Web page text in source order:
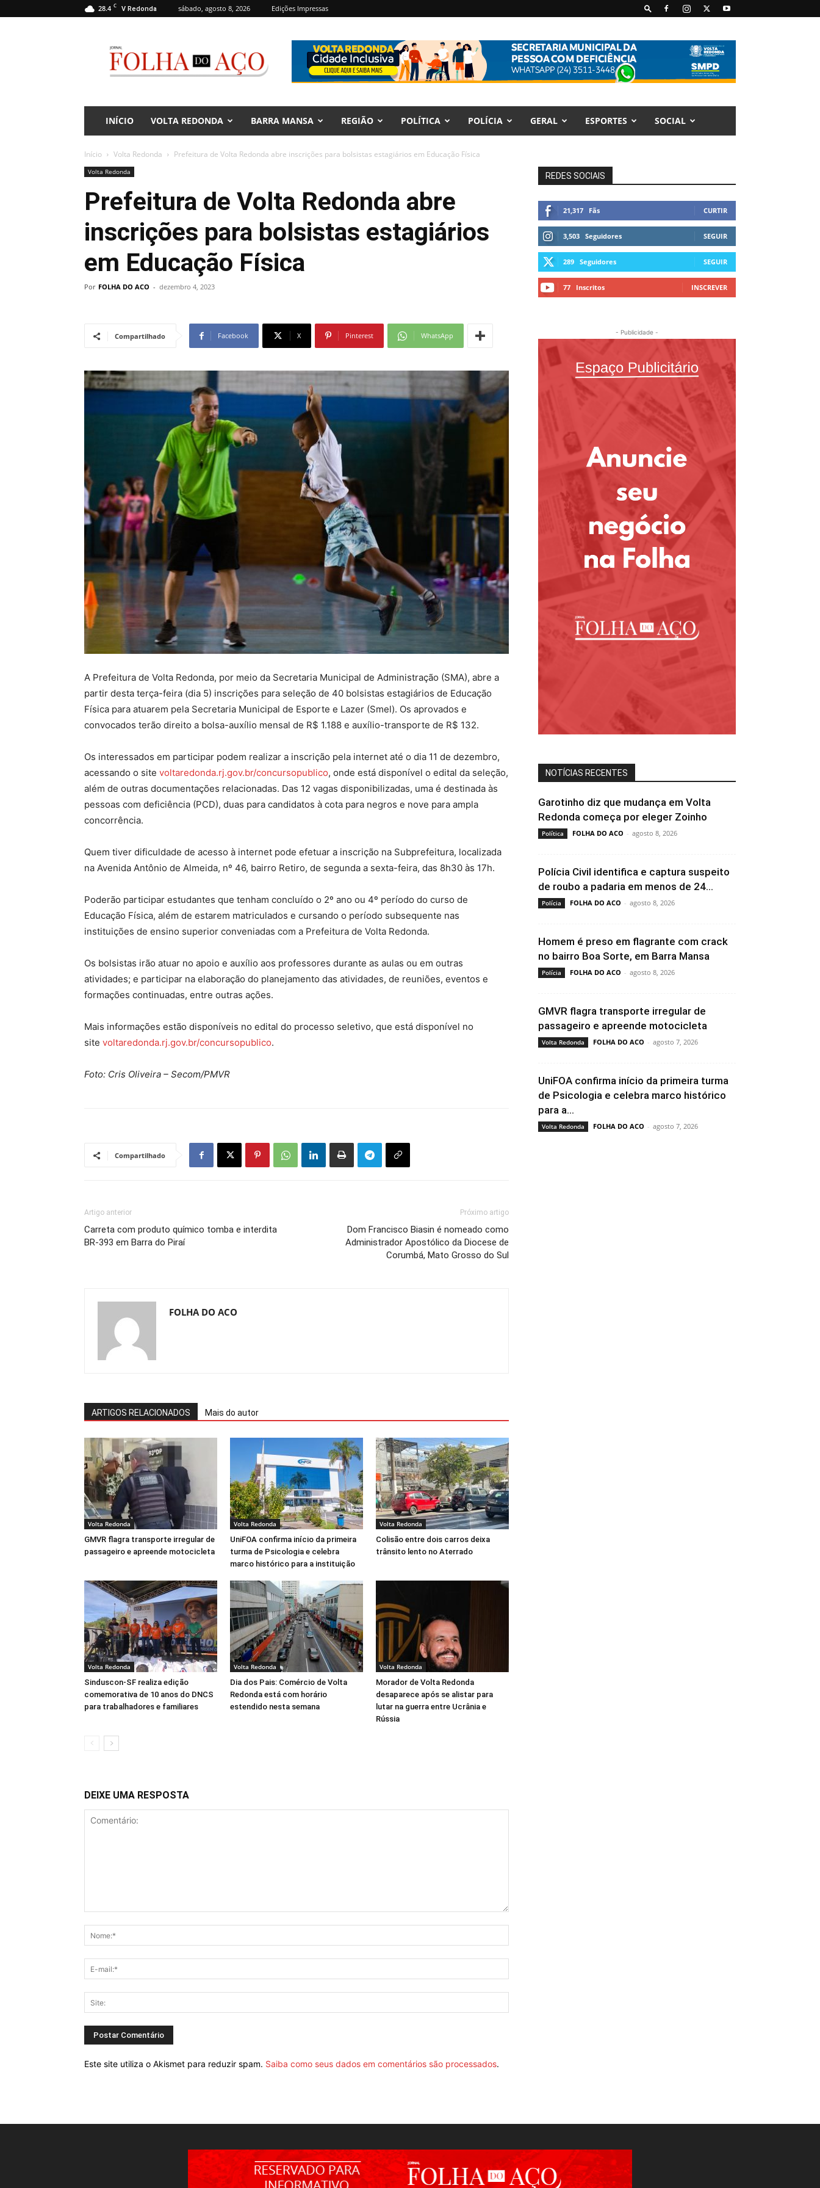
28.4 C V Redonda sábado, agosto 8, 2026 Edições Impressas
Folha
do
Aço
INÍCIO VOLTA REDONDA BARRA MANSA REGIÃO POLÍTICA POLÍCIA GERAL ESPORTES SOCIAL
Início Volta Redonda Prefeitura de Volta Redonda abre inscrições para bolsistas estagiários em Educação Física
Volta Redonda
Prefeitura de Volta Redonda abre
inscrições para bolsistas estagiários
em Educação Física
Por FOLHA DO ACO - dezembro 4, 2023
Compartilhado Facebook X Pinterest WhatsApp
A Prefeitura de Volta Redonda, por meio da Secretaria Municipal de Administração (SMA), abre a
partir desta terça-feira (dia 5) inscrições para seleção de 40 bolsistas estagiários de Educação
Física para atuarem pela Secretaria Municipal de Esporte e Lazer (Smel). Os aprovados e
convocados terão direito a bolsa-auxílio mensal de R$ 1.188 e auxílio-transporte de R$ 132.
Os interessados em participar podem realizar a inscrição pela internet até o dia 11 de dezembro,
acessando o site voltaredonda.rj.gov.br/concursopublico, onde está disponível o edital da seleção,
além de outras documentações relacionadas. Das 12 vagas disponibilizadas, uma é destinada às
pessoas com deficiência (PCD), duas para candidatos à cota para negros e nove para ampla
concorrência.
Quem tiver dificuldade de acesso à internet pode efetuar a inscrição na Subprefeitura, localizada
na Avenida Antônio de Almeida, nº 46, bairro Retiro, de segunda a sexta-feira, das 8h30 às 17h.
Poderão participar estudantes que tenham concluído o 2º ano ou 4º período do curso de
Educação Física, além de estarem matriculados e cursando o período subsequente nas
instituições de ensino superior conveniadas com a Prefeitura de Volta Redonda.
Os bolsistas irão atuar no apoio e auxílio aos professores durante as aulas ou em outras
atividades; e participar na elaboração do planejamento das atividades, de reuniões, eventos e
formações continuadas, entre outras ações.
Mais informações estão disponíveis no edital do processo seletivo, que está disponível no
site voltaredonda.rj.gov.br/concursopublico.
Foto: Cris Oliveira – Secom/PMVR
Compartilhado
Artigo anterior
Carreta com produto químico tomba e interdita
BR-393 em Barra do Piraí
Próximo artigo
Dom Francisco Biasin é nomeado como
Administrador Apostólico da Diocese de
Corumbá, Mato Grosso do Sul
FOLHA DO ACO
ARTIGOS RELACIONADOS Mais do autor
Volta Redonda
GMVR flagra transporte irregular de
passageiro e apreende motocicleta
Volta Redonda
UniFOA confirma início da primeira
turma de Psicologia e celebra
marco histórico para a instituição
Volta Redonda
Colisão entre dois carros deixa
trânsito lento no Aterrado
Volta Redonda
Sinduscon-SF realiza edição
comemorativa de 10 anos do DNCS
para trabalhadores e familiares
Volta Redonda
Dia dos Pais: Comércio de Volta
Redonda está com horário
estendido nesta semana
Volta Redonda
Morador de Volta Redonda
desaparece após se alistar para
lutar na guerra entre Ucrânia e
Rússia
DEIXE UMA RESPOSTA
Este site utiliza o Akismet para reduzir spam. Saiba como seus dados em comentários são processados.
REDES SOCIAIS
21,317 Fãs CURTIR
3,503 Seguidores SEGUIR
289 Seguidores SEGUIR
77 Inscritos INSCREVER
- Publicidade -
NOTÍCIAS RECENTES
Garotinho diz que mudança em Volta
Redonda começa por eleger Zoinho
Política FOLHA DO ACO - agosto 8, 2026
Polícia Civil identifica e captura suspeito
de roubo a padaria em menos de 24...
Polícia FOLHA DO ACO - agosto 8, 2026
Homem é preso em flagrante com crack
no bairro Boa Sorte, em Barra Mansa
Polícia FOLHA DO ACO - agosto 8, 2026
GMVR flagra transporte irregular de
passageiro e apreende motocicleta
Volta Redonda FOLHA DO ACO - agosto 7, 2026
UniFOA confirma início da primeira turma
de Psicologia e celebra marco histórico
para a...
Volta Redonda FOLHA DO ACO - agosto 7, 2026